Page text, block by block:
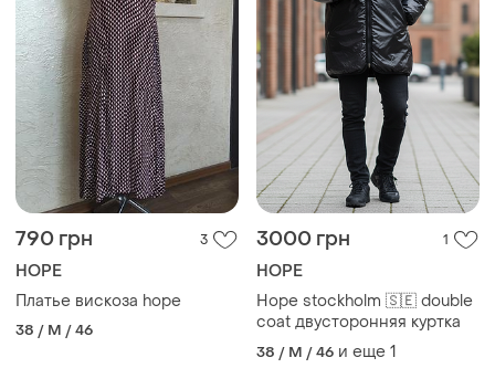
790 грн 3
HOPE
Платье вискоза hope
38 / M / 46
3000 грн 1
HOPE
Hope stockholm 🇸🇪 double
coat двусторонняя куртка
38 / M / 46 и еще 1